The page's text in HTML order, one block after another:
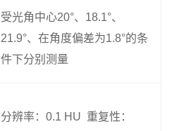
受光角中心20°、18.1°、
21.9°、在角度偏差为1.8°的条
件下分别测量
分辨率：0.1 HU 重复性：